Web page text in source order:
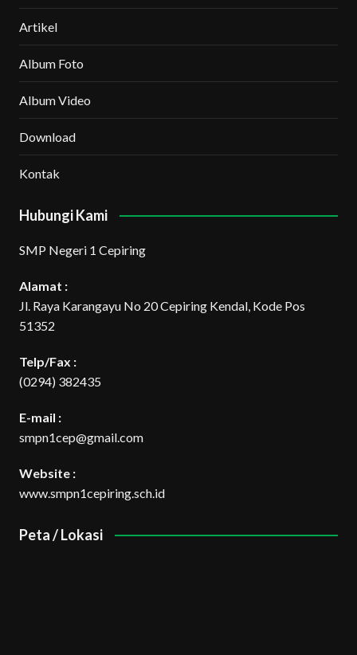
Artikel
Album Foto
Album Video
Download
Kontak
Hubungi Kami
SMP Negeri 1 Cepiring
Alamat :
Jl. Raya Karangayu No 20 Cepiring Kendal, Kode Pos
51352
Telp/Fax :
(0294) 382435
E-mail :
smpn1cep@gmail.com
Website :
www.smpn1cepiring.sch.id
Peta / Lokasi